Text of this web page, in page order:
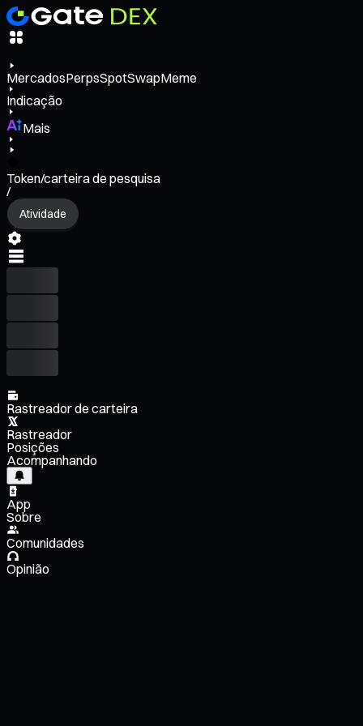
MercadosPerpsSpotSwapMeme
Indicação
Mais
Token/carteira de pesquisa
/
Atividade
Rastreador de carteira
Rastreador
Posições
Acompanhando
App
Sobre
Comunidades
Opinião